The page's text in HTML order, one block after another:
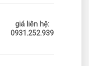
giá liên hệ:
0931.252.939